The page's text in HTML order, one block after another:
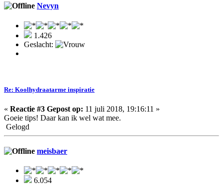
Nevyn
1.426
Geslacht:
Re: Koolhydraatarme inspiratie
« Reactie #3 Gepost op: 11 juli 2018, 19:16:11 »
Goeie tips! Daar kan ik wel wat mee.
Gelogd
meisbaer
6.054